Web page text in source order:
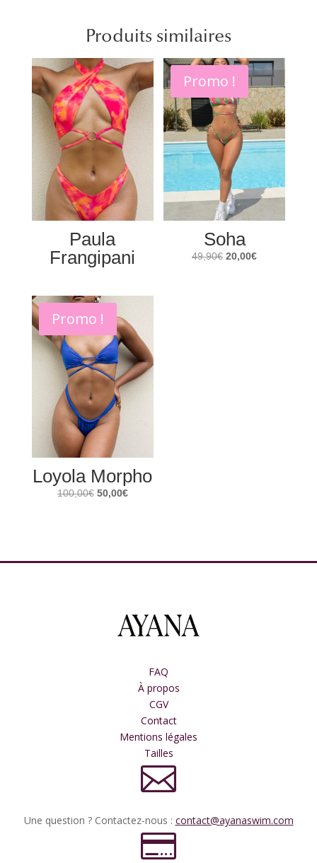
a
t
i
Produits similaires
Paula
Frangipani
Promo !
Soha
49,90€ Le
20,00€Le
Promo !
Loyola Morpho
100,00€ Le
50,00€Le
FAQ
À propos
CGV
Contact
Mentions légales
Tailles

Une question ? Contactez-nous : contact@ayanaswim.com
